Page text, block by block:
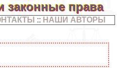
законные права
:: НАШИ АВТОРЫ